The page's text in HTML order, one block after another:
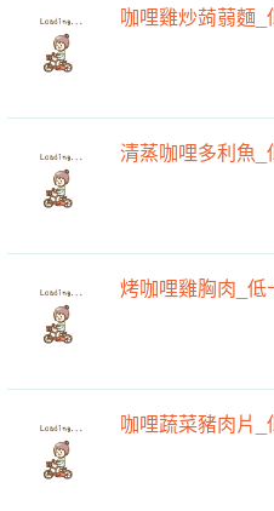
咖哩雞炒蒟蒻麵
清蒸咖哩多利魚
烤咖哩雞胸肉_低
咖哩蔬菜豬肉片